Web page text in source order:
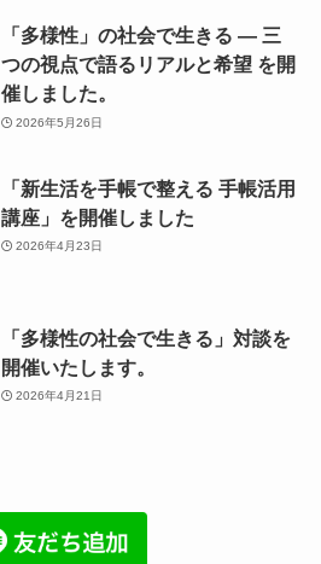
「多様性」の社会で生きる ― 三
つの視点で語るリアルと希望 を開
催しました。
2026年5月26日
「新生活を手帳で整える 手帳活用
講座」を開催しました
2026年4月23日
「多様性の社会で生きる」対談を
開催いたします。
2026年4月21日